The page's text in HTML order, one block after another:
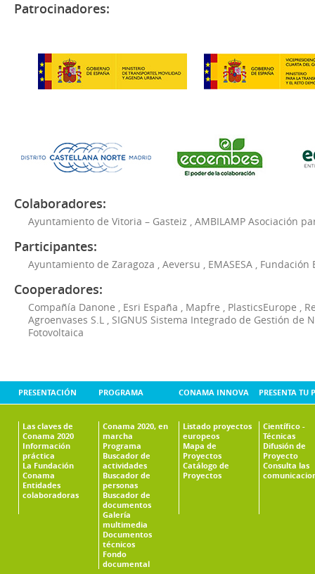
Patrocinadores:
Colaboradores:
Ayuntamiento de Vitoria – Gasteiz AMBILAMP Asociación
Participantes:
Ayuntamiento de Zaragoza Aeversu EMASESA Fundación
Cooperadores:
Compañía Danone Esri España Mapfre PlasticsEurope
Agroenvases S.L
SIGNUS Sistema Integrado de Gestión de
Fotovoltaica
PRESENTACIÓN
Las claves de
Conama 2020
Información
práctica
La Fundación
Conama
Entidades
colaboradoras
PROGRAMA
Conama 2020, en
marcha
Programa
Buscador de
actividades
Buscador de
personas
Buscador de
documentos
Galería
multimedia
Documentos
técnicos
Fondo
documental
CONAMA INNOVA
Listado proyectos
europeos
Mapa de
Proyectos
Catálogo de
Proyectos
PRESENTA TU
Científico -
Técnicas
Difusión de
Proyecto
Consulta las